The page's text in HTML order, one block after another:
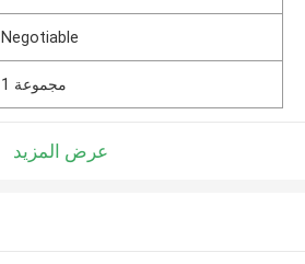
Negotiable
1 مجموعة
عرض المزيد